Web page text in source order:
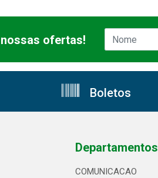
ofertas!
Boletos
Departamentos
COMUNICACAO